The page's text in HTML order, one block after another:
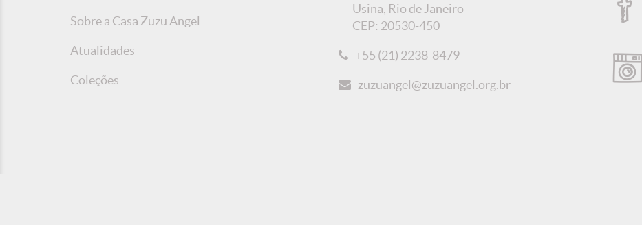
Sobre a Casa Zuzu Angel
Atualidades
Coleções
Usina, Rio de Janeiro
CEP: 20530-450
+55 (21) 2238-8479
zuzuangel@zuzuangel.org.br